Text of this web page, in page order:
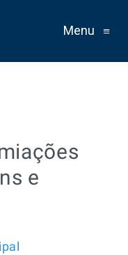
Menu ≡
e